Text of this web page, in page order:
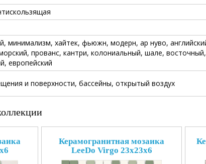
минимализм, хайтек, фьюжн, модерн, ар нуво,
прованс, кантри, колониальный, шале,
европейский
и поверхности, бассейны, открытый воздух
Керамогранитная мозаика
LeeDo Virgo 23x23x6